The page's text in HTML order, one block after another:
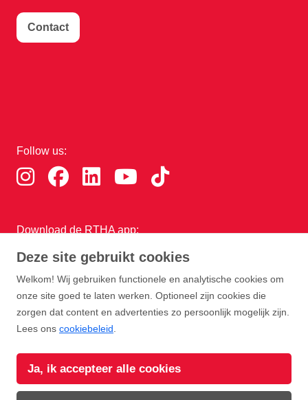
Deze site gebruikt cookies
Welkom! Wij gebruiken functionele en analytische cookies om
onze site goed te laten werken. Optioneel zijn cookies die
zorgen dat content en advertenties zo persoonlijk mogelijk zijn.
Lees ons cookiebeleid
Ja, ik accepteer alle cookies
Contact
Copyright Rotterdam Airport B.V. 2026
Privacy
Follow us:
Download de RTHA app: